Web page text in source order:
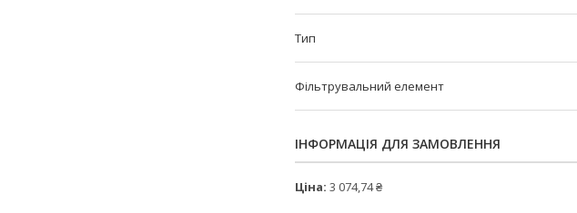
Тип
Фільтрувальний елемент
ІНФОРМАЦІЯ ДЛЯ ЗАМОВЛЕННЯ
Ціна: 3 074,74 ₴